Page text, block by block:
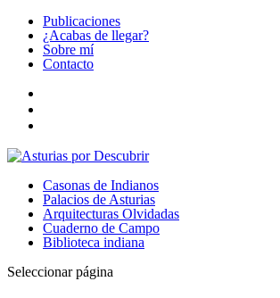
Publicaciones
¿Acabas de llegar?
Sobre mí
Contacto
Casonas de Indianos
Palacios de Asturias
Arquitecturas Olvidadas
Cuaderno de Campo
Biblioteca indiana
Seleccionar página